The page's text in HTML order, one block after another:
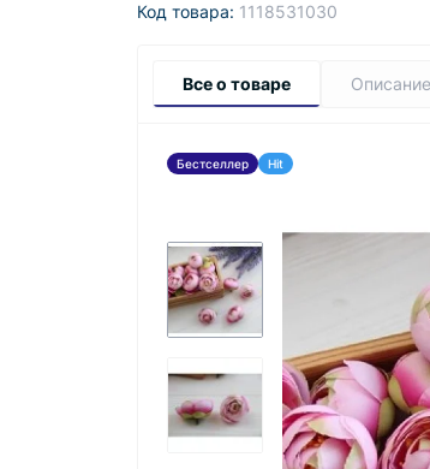
Код товара: 1118531030
Все о товаре Описание
Бестселлер Hit